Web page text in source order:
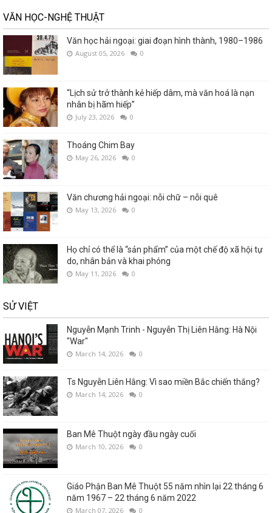
VĂN HỌC-NGHỆ THUẬT
Văn học hải ngoại: giai đoạn hình thành, 1980–1986
August 05, 2026 0
“Lịch sử trở thành kẻ hiếp dâm, mà văn hoá là nạn
nhân bị hãm hiếp”
July 23, 2026 0
Thoáng Chim Bay
May 26, 2026 0
Văn chương hải ngoại: nỗi chữ – nỗi quê
May 13, 2026 0
Họ chỉ có thể là “sản phẩm” của một chế độ xã hội tự
do, nhân bản và khai phóng
May 11, 2026 0
SỬ VIỆT
Nguyễn Mạnh Trinh - Nguyễn Thị Liên Hằng: Hà Nội
"War"
March 14, 2026 0
Ts Nguyễn Liên Hằng: Vì sao miền Bắc chiến thắng?
March 14, 2026 0
Ban Mê Thuột ngày đầu ngày cuối
March 10, 2026 0
Giáo Phận Ban Mê Thuột 55 năm nhìn lại 22 tháng 6
năm 1967 – 22 tháng 6 năm 2022
March 07, 2026 0